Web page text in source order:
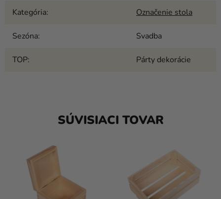
Kategória: Označenie stola
Sezóna: Svadba
TOP: Párty dekorácie
SÚVISIACI TOVAR